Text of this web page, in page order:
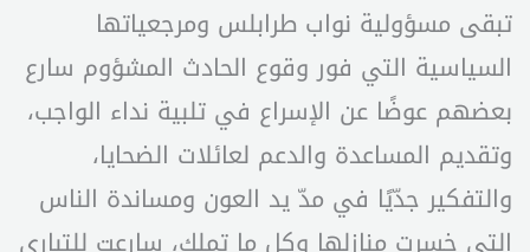
تبقى مسؤولية نواب طرابلس ومرجعياتها
السياسية التي فور وقوع الحادث المشؤوم سارع
بعضهم عوضًا عن الإسراع في تلبية نداء الواجب،
وتقديم المساعدة والدعم لعائلات الضحايا،
والتفكير جدّيًا في مدّ يد العون ومساندة الناس
التي خسرت منازلها وكل ما تملك، سارعت للتباري